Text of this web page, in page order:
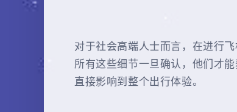
对于社会高端人士而言，在进行
所有这些细节一旦确认，他们才
直接影响到整个出行体验。